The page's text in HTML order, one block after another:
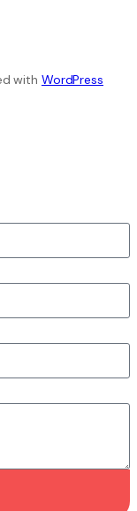
with WordPress